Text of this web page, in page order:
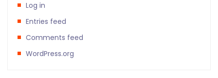
Log in
Entries feed
Comments feed
WordPress.org